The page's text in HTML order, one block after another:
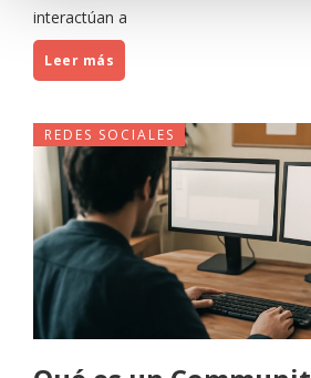
interactúan a
Leer más
REDES SOCIALES